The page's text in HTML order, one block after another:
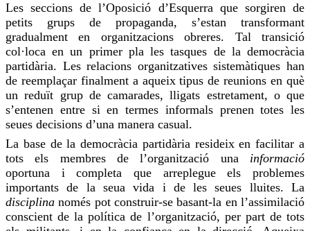
Les seccions de l’Oposició d’Esquerra que sorgiren de
petits grups de propaganda, s’estan transformant
gradualment en organitzacions obreres. Tal transició
col·loca en un primer pla les tasques de la democràcia
partidària. Les relacions organitzatives sistemàtiques han
de reemplaçar finalment a aqueix tipus de reunions en què
un reduït grup de camarades, lligats estretament, o que
s’entenen entre si en termes informals prenen totes les
seues decisions d’una manera casual.
La base de la democràcia partidària resideix en facilitar a
tots els membres de l’organització una informació
oportuna i completa que arreplegue els problemes
importants de la seua vida i de les seues lluites. La
disciplinanomés pot construir-se basant-la en l’assimilació
conscient de la política de l’organització, per part de tots